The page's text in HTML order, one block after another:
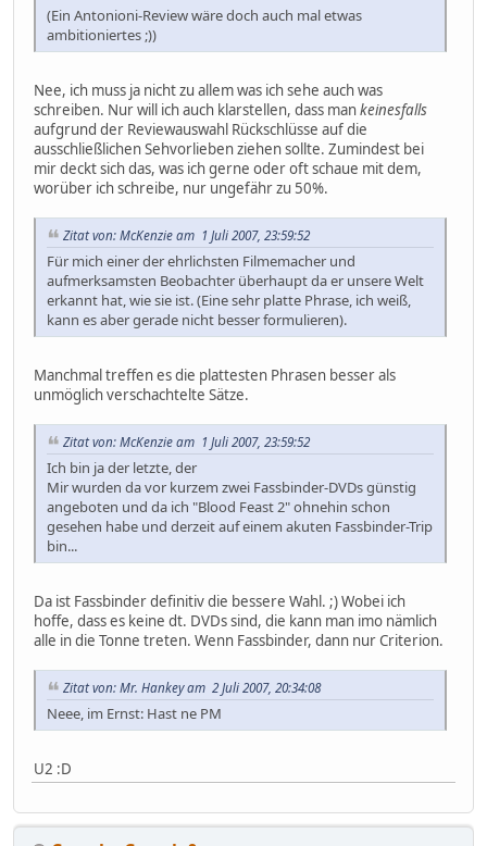
(Ein Antonioni-Review wäre doch auch mal etwas
ambitioniertes ;))
Nee, ich muss ja nicht zu allem was ich sehe auch was
schreiben. Nur will ich auch klarstellen, dass mankeinesfalls
aufgrund der Reviewauswahl Rückschlüsse auf die
ausschließlichen Sehvorlieben ziehen sollte. Zumindest bei
mir deckt sich das, was ich gerne oder oft schaue mit dem,
worüber ich schreibe, nur ungefähr zu 50%.
Zitat von: McKenzie am 1 Juli 2007, 23:59:52
Für mich einer der ehrlichsten Filmemacher und
aufmerksamsten Beobachter überhaupt da er unsere Welt
erkannt hat, wie sie ist. (Eine sehr platte Phrase, ich weiß,
kann es aber gerade nicht besser formulieren).
Manchmal treffen es die plattesten Phrasen besser als
unmöglich verschachtelte Sätze.
Zitat von: McKenzie am 1 Juli 2007, 23:59:52
Ich bin ja der letzte, der
Mir wurden da vor kurzem zwei Fassbinder-DVDs günstig
angeboten und da ich "Blood Feast 2" ohnehin schon
gesehen habe und derzeit auf einem akuten Fassbinder-Trip
bin...
Da ist Fassbinder definitiv die bessere Wahl. ;) Wobei ich
hoffe, dass es keine dt. DVDs sind, die kann man imo nämlich
alle in die Tonne treten. Wenn Fassbinder, dann nur Criterion.
Zitat von: Mr. Hankey am 2 Juli 2007, 20:34:08
Neee, im Ernst: Hast ne PM
U2 :D